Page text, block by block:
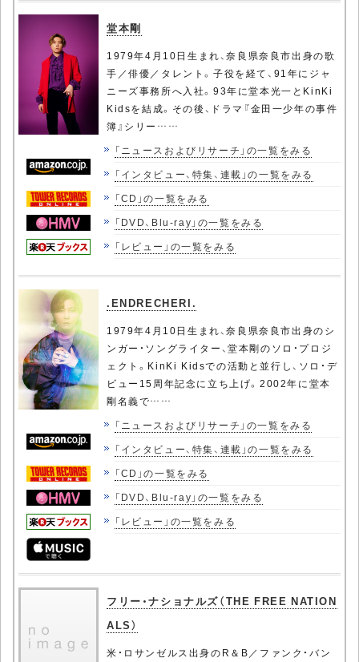
堂本剛
1979年4月10日生まれ、奈良県奈良市出身の歌
手／俳優／タレント。子役を経て、91年にジャ
ニーズ事務所へ入社。93年に堂本光一とKinKi
Kidsを結成。その後、ドラマ『金田一少年の事件
簿』シリー……
「ニュースおよびリサーチ」の一覧をみる
「インタビュー、特集、連載」の一覧をみる
「CD」の一覧をみる
「DVD、Blu-ray」の一覧をみる
「レビュー」の一覧をみる
.ENDRECHERI.
1979年4月10日生まれ、奈良県奈良市出身のシ
ンガー・ソングライター、堂本剛のソロ・プロジ
ェクト。KinKi Kidsでの活動と並行し、ソロ・デ
ビュー15周年記念に立ち上げ。2002年に堂本
剛名義で……
「ニュースおよびリサーチ」の一覧をみる
「インタビュー、特集、連載」の一覧をみる
「CD」の一覧をみる
「DVD、Blu-ray」の一覧をみる
「レビュー」の一覧をみる
フリー・ナショナルズ（THE FREE NATION
ALS）
米・ロサンゼルス出身のR＆B／ファンク・バン